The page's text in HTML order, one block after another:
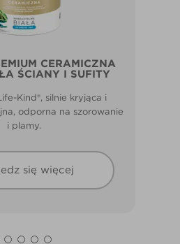
CERAMICZNA
ŚCIANY I SUFITY
Kind®, silnie kryjąca i
odporna na szorowanie
i plamy.
się więcej